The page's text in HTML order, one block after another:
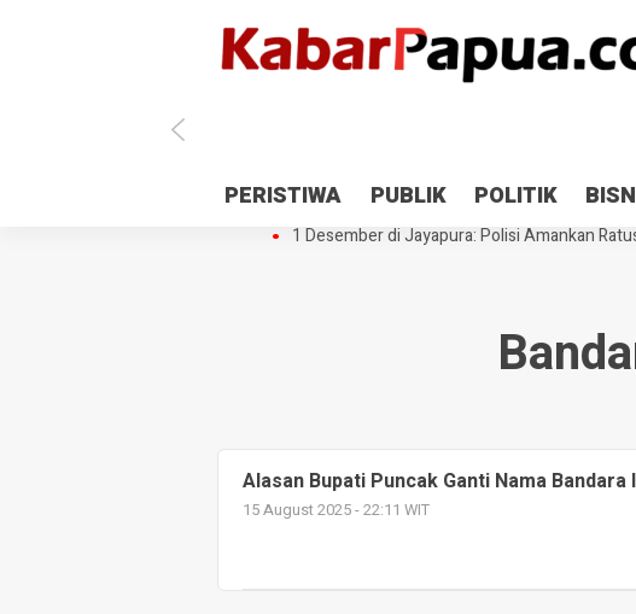
PERISTIWA PUBLIK POLITIK
Antisipasi 1 Desember, TNI Polri Patroli 2×24
Gedung Perpustakaan SMPN 5 Sentani
1 Desember di Jayapura: Polisi Amankan
Alasan Bupati Puncak Ganti Nama Bandara
15 August 2025 - 22:11 WIT